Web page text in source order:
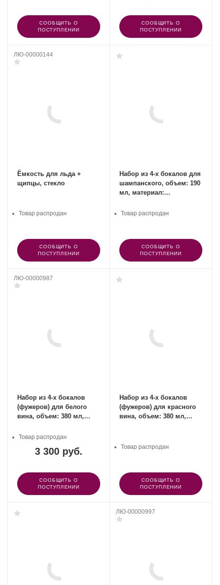
СООБЩИТЬ О
ПОСТУПЛЕНИИ
СООБЩИТЬ О
ПОСТУПЛЕНИИ
ЛЮ-00000144
Ёмкость для льда +
щипцы, стекло
Товар распродан
СООБЩИТЬ О
ПОСТУПЛЕНИИ
Набор из 4-х бокалов для
шампанского, объем: 190
мл, материал:
Authentis, SPIEGELAU,
Товар распродан
СООБЩИТЬ О
ПОСТУПЛЕНИИ
ЛЮ-00000987
Набор из 4-х бокалов
(фужеров) для белого
вина, объем: 380 мл,
стекло, Winelovers,
3 300 руб.
Товар распродан
СООБЩИТЬ О
ПОСТУПЛЕНИИ
Набор из 4-х бокалов
(фужеров) для красного
вина, объем: 380 мл,
SPIEGELAU, Германия
Товар распродан
СООБЩИТЬ О
ПОСТУПЛЕНИИ
ЛЮ-00000997